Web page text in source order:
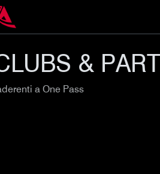
&
a One Pass